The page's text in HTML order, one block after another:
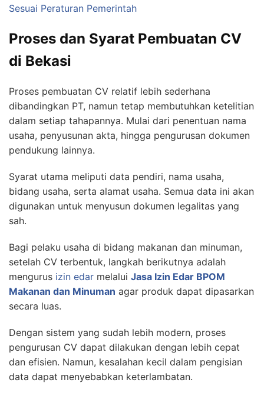
Sesuai Peraturan Pemerintah
Proses dan Syarat Pembuatan CV
di Bekasi
Proses pembuatan CV relatif lebih sederhana
dibandingkan PT, namun tetap membutuhkan ketelitian
dalam setiap tahapannya. Mulai dari penentuan nama
usaha, penyusunan akta, hingga pengurusan dokumen
pendukung lainnya.
Syarat utama meliputi data pendiri, nama usaha,
bidang usaha, serta alamat usaha. Semua data ini akan
digunakan untuk menyusun dokumen legalitas yang
sah.
Bagi pelaku usaha di bidang makanan dan minuman,
setelah CV terbentuk, langkah berikutnya adalah
mengurus izin edar melalui Jasa Izin Edar BPOM
Makanan dan Minuman agar produk dapat dipasarkan
secara luas.
Dengan sistem yang sudah lebih modern, proses
pengurusan CV dapat dilakukan dengan lebih cepat
dan efisien. Namun, kesalahan kecil dalam pengisian
data dapat menyebabkan keterlambatan.